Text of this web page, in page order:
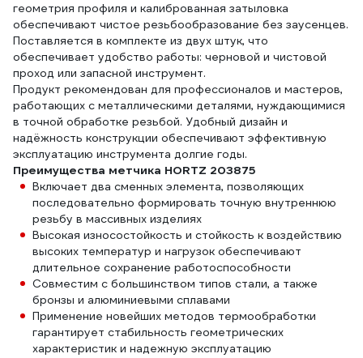
геометрия профиля и калиброванная затыловка
обеспечивают чистое резьбообразование без заусенцев.
Поставляется в комплекте из двух штук, что
обеспечивает удобство работы: черновой и чистовой
проход или запасной инструмент.
Продукт рекомендован для профессионалов и мастеров,
работающих с металлическими деталями, нуждающимися
в точной обработке резьбой. Удобный дизайн и
надёжность конструкции обеспечивают эффективную
эксплуатацию инструмента долгие годы.
Преимущества метчика HORTZ 203875
Включает два сменных элемента, позволяющих
последовательно формировать точную внутреннюю
резьбу в массивных изделиях
Высокая износостойкость и стойкость к воздействию
высоких температур и нагрузок обеспечивают
длительное сохранение работоспособности
Совместим с большинством типов стали, а также
бронзы и алюминиевыми сплавами
Применение новейших методов термообработки
гарантирует стабильность геометрических
характеристик и надежную эксплуатацию